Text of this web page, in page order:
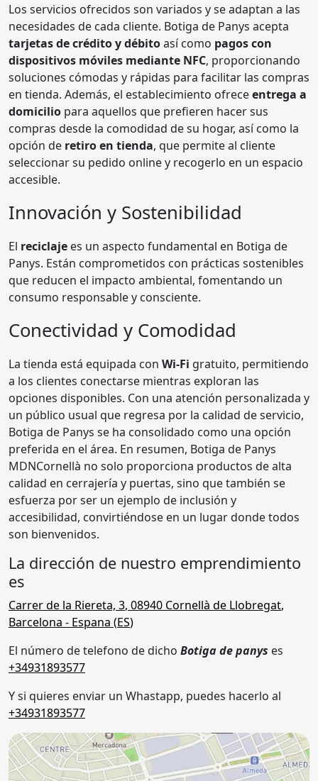
Los servicios ofrecidos son variados y se adaptan a las
necesidades de cada cliente. Botiga de Panys acepta
tarjetas de crédito y débitoasí como pagos con
dispositivos móviles mediante NFC, proporcionando
soluciones cómodas y rápidas para facilitar las compras
en tienda. Además, el establecimiento ofreceentrega a
domicilio para aquellos que prefieren hacer sus
compras desde la comodidad de su hogar, así como la
opción de retiro en tienda, que permite al cliente
seleccionar su pedido online y recogerlo en un espacio
accesible.
Innovación y Sostenibilidad
El reciclaje es un aspecto fundamental en Botiga de
Panys. Están comprometidos con prácticas sostenibles
que reducen el impacto ambiental, fomentando un
consumo responsable y consciente.
Conectividad y Comodidad
La tienda está equipada con Wi-Fi gratuito, permitiendo
a los clientes conectarse mientras exploran las
opciones disponibles. Con una atención personalizada y
un público usual que regresa por la calidad de servicio,
Botiga de Panys se ha consolidado como una opción
preferida en el área. En resumen, Botiga de Panys
MDNCornellà no solo proporciona productos de alta
calidad en cerrajería y puertas, sino que también se
esfuerza por ser un ejemplo de inclusión y
accesibilidad, convirtiéndose en un lugar donde todos
son bienvenidos.
La dirección de nuestro emprendimiento
es
Carrer de la Riereta, 3, 08940 Cornellà de Llobregat,
Barcelona - Espana (ES)
El número de telefono de dicho Botiga de panys es
+34931893577
Y si quieres enviar un Whastapp, puedes hacerlo al
+34931893577